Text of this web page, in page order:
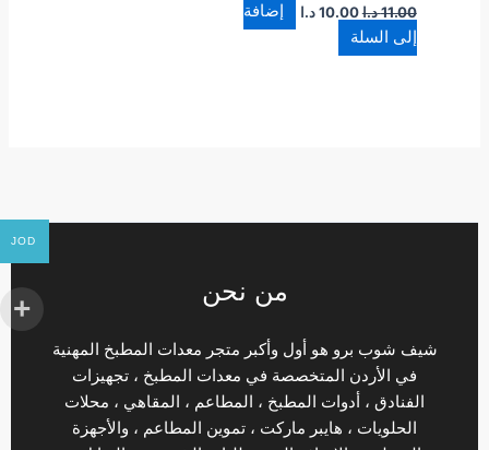
11.00د.ا10.00 د.ا
إضافة
إلى السلة
من نحن
شيف شوب برو هو أول وأكبر متجر معدات المطبخ المهنية
في الأردن المتخصصة في معدات المطبخ ، تجهيزات
الفنادق ، أدوات المطبخ ، المطاعم ، المقاهي ، محلات
الحلويات ، هايبر ماركت ، تموين المطاعم ، والأجهزة
JOD